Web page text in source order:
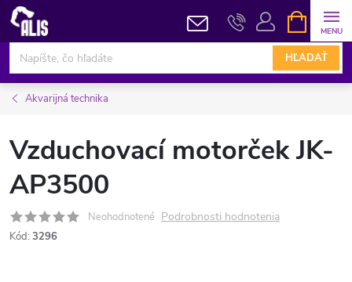
Prejsť
obsah
HĽADAŤ
KOŠÍK
Akvarijná technika
Vzduchovací motorček JK-
AP3500
Neohodnotené Podrobnosti hodnotenia
Kód: 3296